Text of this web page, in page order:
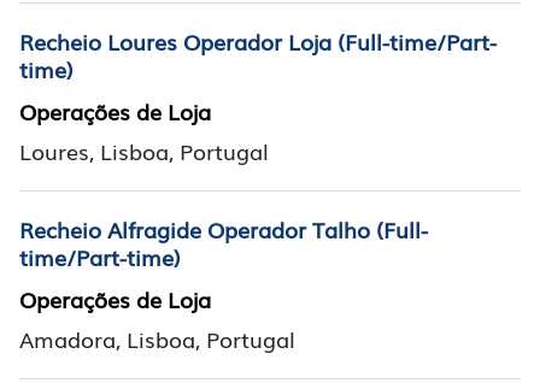
Recheio Loures Operador Loja (Full-time/Part-
time)
Operações de Loja
Loures, Lisboa, Portugal
Recheio Alfragide Operador Talho (Full-
time/Part-time)
Operações de Loja
Amadora, Lisboa, Portugal